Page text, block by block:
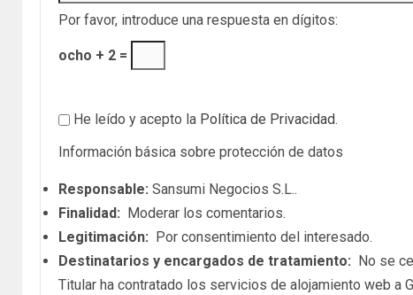
Por favor, introduce una respuesta en dígitos:
ocho + 2 =
He leído y acepto la Política de Privacidad.
Información básica sobre protección de datos
Responsable: Sansumi Negocios S.L..
Finalidad: Moderar los comentarios.
Legitimación: Por consentimiento del interesado.
Destinatarios y encargados de tratamiento: No se
Titular ha contratado los servicios de alojamiento web a